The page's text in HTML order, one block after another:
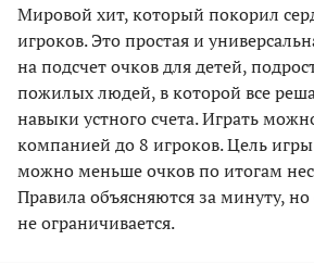
Мировой хит, который покорил
игроков. Это простая и
на подсчет очков для детей,
пожилых людей, в которой все
навыки устного счета. Играть
компанией до 8 игроков. Цель
можно меньше очков по итогам
Правила объясняются за минуту,
не ограничивается.